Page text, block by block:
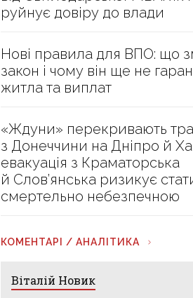
руйнує довіру до влади
Нові правила для ВПО: що
закон і чому він ще не
житла та виплат
«Ждуни» перекривають
з Донеччини на Дніпро й
евакуація з Краматорська
й Слов’янська ризикує
смертельно небезпечною
КОМЕНТАРІ / АНАЛІТИКА
Віталій Новик